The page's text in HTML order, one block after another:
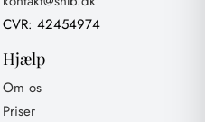
CVR: 42454974
Hjælp
Om os
Priser